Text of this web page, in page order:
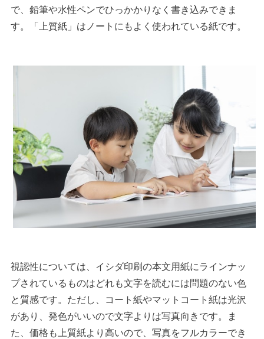
で、鉛筆や水性ペンでひっかかりなく書き込みできま
す。「上質紙」はノートにもよく使われている紙です。
視認性については、イシダ印刷の本文用紙にラインナッ
プされているものはどれも文字を読むには問題のない色
と質感です。ただし、コート紙やマットコート紙は光沢
があり、発色がいいので文字よりは写真向きです。ま
た、価格も上質紙より高いので、写真をフルカラーでき